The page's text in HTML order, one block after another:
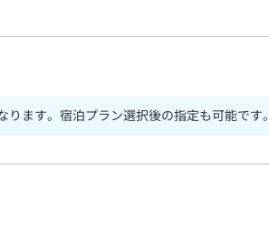
ます。宿泊プラン選択後の指定も可能です。